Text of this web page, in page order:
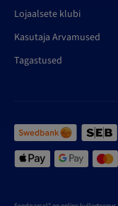
Lojaalsete klubi
Kasutaja Arvamused
Tagastused